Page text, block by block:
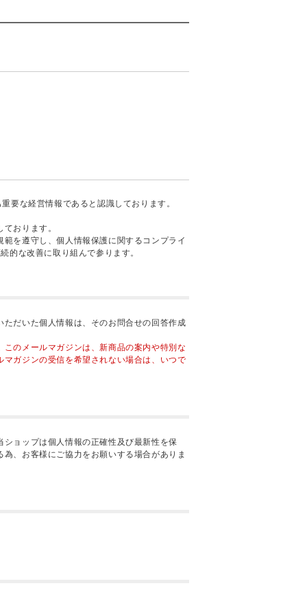
要な経営情報であると認識しております。
おります。
を遵守し、個人情報保護に関するコンプライ
的な改善に取り組んで参ります。
だいた個人情報は、そのお問合せの回答作成
のメールマガジンは、新商品の案内や特別な
ガジンの受信を希望されない場合は、いつで
ョップは個人情報の正確性及び最新性を保
、お客様にご協力をお願いする場合がありま